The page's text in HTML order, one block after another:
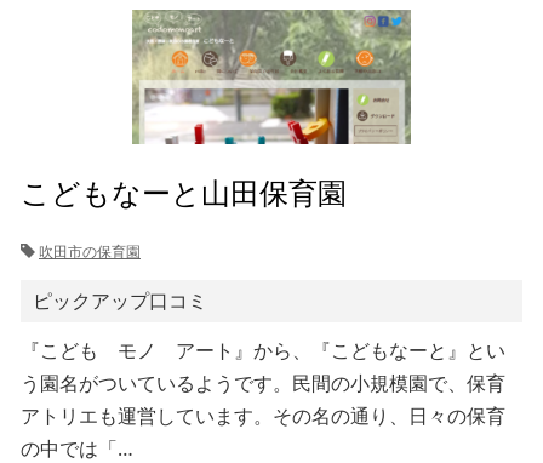
こどもなーと山田保育園
吹田市の保育園
ピックアップ口コミ
『こども モノ アート』から、『こどもなーと』とい
う園名がついているようです。民間の小規模園で、保育
アトリエも運営しています。その名の通り、日々の保育
の中では「…